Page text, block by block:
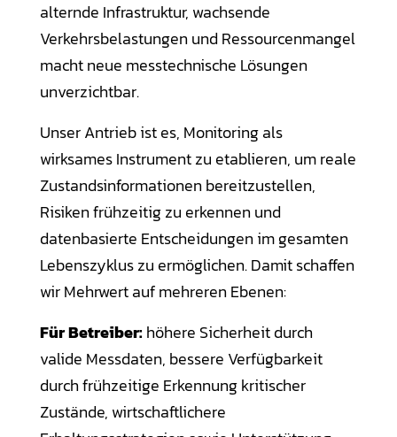
alternde Infrastruktur, wachsende
Verkehrsbelastungen und Ressourcenmangel
macht neue messtechnische Lösungen
unverzichtbar.
Unser Antrieb ist es, Monitoring als
wirksames Instrument zu etablieren, um reale
Zustandsinformationen bereitzustellen,
Risiken frühzeitig zu erkennen und
datenbasierte Entscheidungen im gesamten
Lebenszyklus zu ermöglichen. Damit schaffen
wir Mehrwert auf mehreren Ebenen:
Für Betreiber:höhere Sicherheit durch
valide Messdaten, bessere Verfügbarkeit
durch frühzeitige Erkennung kritischer
Zustände, wirtschaftlichere